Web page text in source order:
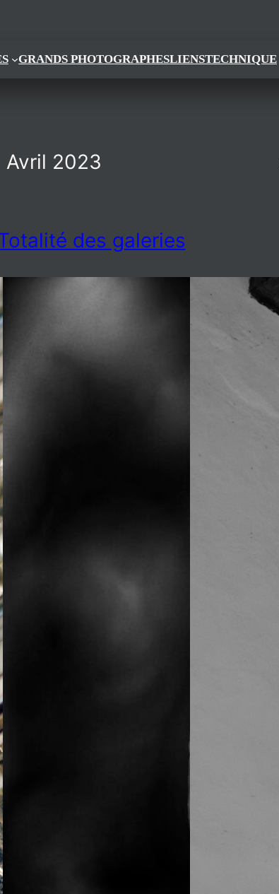
GRANDS PHOTOGRAPHESLIENSTECHNIQUE
Avril 2023
des galeries